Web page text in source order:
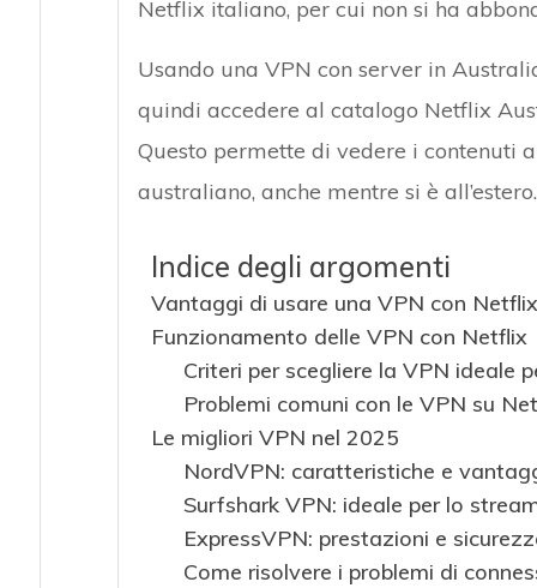
Netflix italiano, per cui non si ha
Usando una VPN con server in
quindi accedere al catalogo Netflix
Questo permette di vedere i contenuti
australiano, anche mentre si è all’estero.
Indice degli argomenti
Vantaggi di usare una VPN con Netflix
Funzionamento delle VPN con Netflix
Criteri per scegliere la VPN ideale
Problemi comuni con le VPN su
Le migliori VPN nel 2025
NordVPN: caratteristiche e
Surfshark VPN: ideale per lo
ExpressVPN: prestazioni e
Come risolvere i problemi di